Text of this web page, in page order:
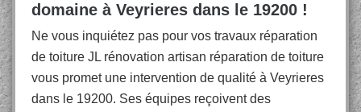
domaine à Veyrieres dans le 19200 !
Ne vous inquiétez pas pour vos travaux réparation
de toiture JL rénovation artisan réparation de toiture
vous promet une intervention de qualité à Veyrieres
dans le 19200. Ses équipes reçoivent des